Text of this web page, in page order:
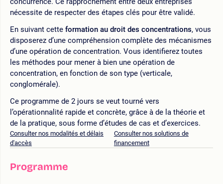
nécessite de respecter des étapes clés pour être validé.
En suivant cette formation au droit des concentrations, vous
disposerez d’une compréhension complète des mécanismes
d’une opération de concentration. Vous identifierez toutes
les méthodes pour mener à bien une opération de
concentration, en fonction de son type (verticale,
conglomérale).
Ce programme de 2 jours se veut tourné vers
l’opérationnalité rapide et concrète, grâce à de la théorie et
de la pratique, sous forme d’études de cas et d’exercices.
Consulter nos modalités et délais
d'accès
Consulter nos solutions de
financement
Programme